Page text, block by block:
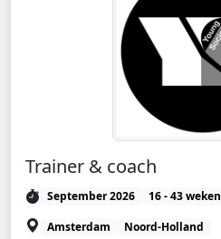
Trainer & coach
September 2026 16 - 43 weken
Amsterdam
Noord-Holland